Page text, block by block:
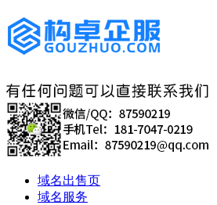
域名出售页
域名服务